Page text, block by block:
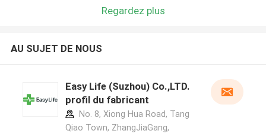
Regardez plus
AU SUJET DE NOUS
Easy Life (Suzhou) Co.,LTD.
profil du fabricant
No. 8, Xiong Hua Road, Tang
Qiao Town, ZhangJiaGang,